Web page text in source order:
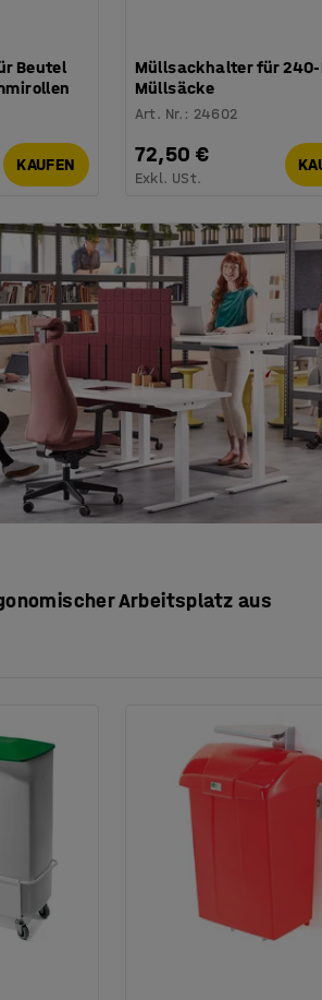
Beutel
KAUFEN
Müllsackhalter für
Müllsäcke
Art. Nr. : 24602
72,50 €
Exkl. USt.
Arbeitsplatz aus